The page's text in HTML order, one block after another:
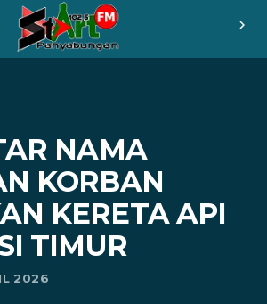
chevron_right
NAMA
KORBAN
KERETA API
TIMUR
2026